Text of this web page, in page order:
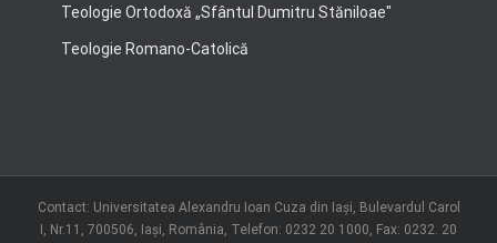
Teologie Ortodoxă „Sfântul Dumitru Stăniloae"
Teologie Romano-Catolică
Contact: Universitatea Alexandru Ioan Cuza din Iași, Bulevardul Carol
I, Nr.11, 700506, Iaşi, România, Telefon: 0232 20 1000, Fax: 0232. 20